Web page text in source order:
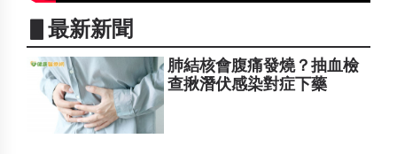
▋最新新聞
肺結核會腹痛發燒？抽血檢
查揪潛伏感染對症下藥